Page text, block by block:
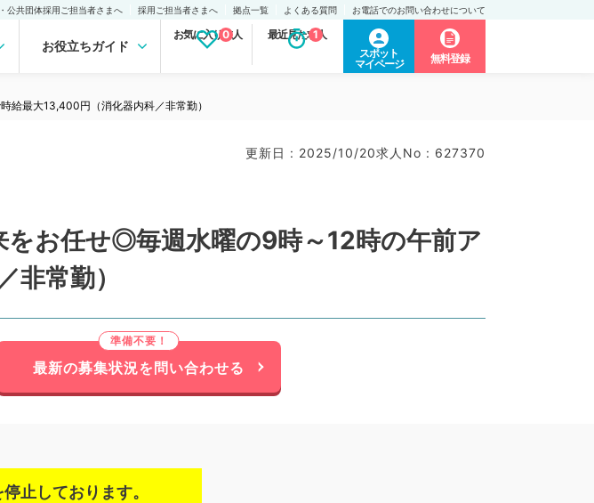
公共団体採用ご担当者さまへ 採用ご担当者さまへ 拠点一覧 よくある質問 お電話でのお問い合わせについて
お役立ちガイド
お気に入り求人
0 最近見た求人
1
スポット
マイページ
無料登録
給最大13,400円（消化器内科／非常勤）
更新日 : 2025/10/20求人No : 627370
をお任せ◎毎週水曜の9時～12時の午前ア
常勤）
最新の募集状況を問い合わせる
止しております。